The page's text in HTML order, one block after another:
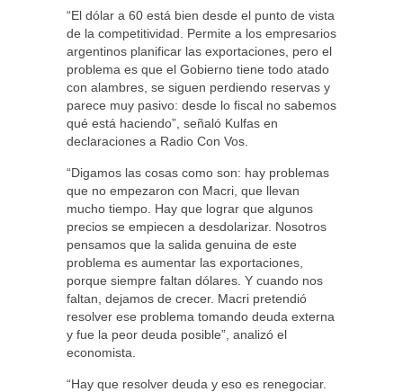
“El dólar a 60 está bien desde el punto de vista
de la competitividad. Permite a los empresarios
argentinos planificar las exportaciones, pero el
problema es que el Gobierno tiene todo atado
con alambres, se siguen perdiendo reservas y
parece muy pasivo: desde lo fiscal no sabemos
qué está haciendo”, señaló Kulfas en
declaraciones a Radio Con Vos.
“Digamos las cosas como son: hay problemas
que no empezaron con Macri, que llevan
mucho tiempo. Hay que lograr que algunos
precios se empiecen a desdolarizar. Nosotros
pensamos que la salida genuina de este
problema es aumentar las exportaciones,
porque siempre faltan dólares. Y cuando nos
faltan, dejamos de crecer. Macri pretendió
resolver ese problema tomando deuda externa
y fue la peor deuda posible”, analizó el
economista.
“Hay que resolver deuda y eso es renegociar.